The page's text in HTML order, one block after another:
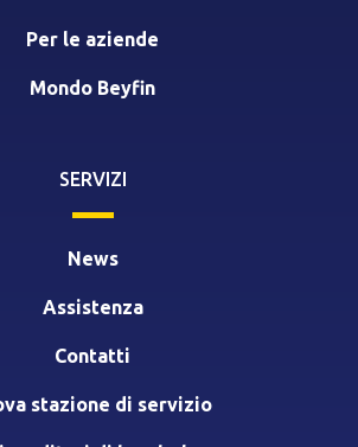
Per le aziende
Mondo Beyfin
SERVIZI
News
Assistenza
Contatti
stazione di servizio